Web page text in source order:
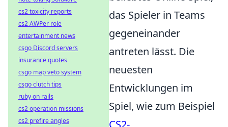
das Spieler in Teams
gegeneinander
antreten lässt. Die
neuesten
Entwicklungen im
Spiel, wie zum Beispiel
CS2-
cs2 toxicity reports
cs2 AWPer role
entertainment news
csgo Discord servers
insurance quotes
csgo map veto system
csgo clutch tips
ruby on rails
cs2 operation missions
cs2 prefire angles